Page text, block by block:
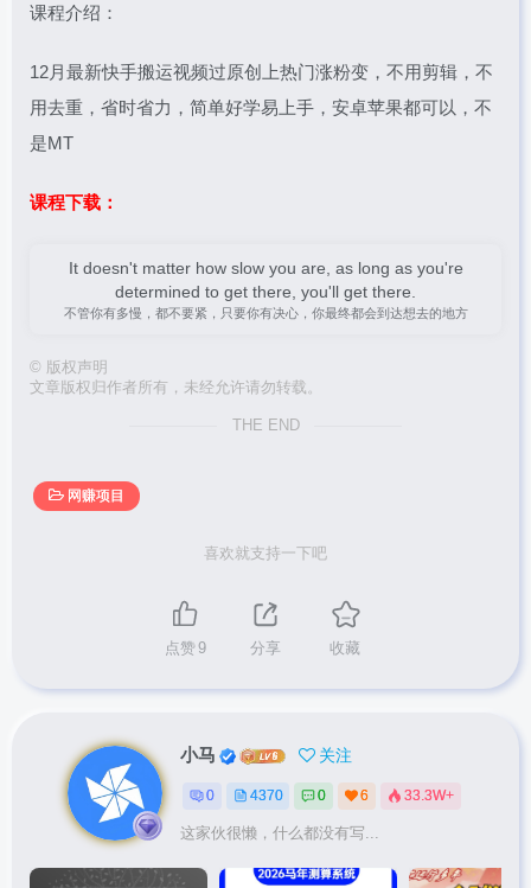
课程介绍：
12月最新快手搬运视频过原创上热门涨粉变，不用剪辑，不
用去重，省时省力，简单好学易上手，安卓苹果都可以，不
是MT
课程下载：
It doesn't matter how slow you are, as long as you're
determined to get there, you'll get there.
不管你有多慢，都不要紧，只要你有决心，你最终都会到达想去的地方
© 版权声明
文章版权归作者所有，未经允许请勿转载。
THE END
网赚项目
喜欢就支持一下吧
点赞9 分享 收藏
小马 关注
0 4370 0 6 33.3W+
这家伙很懒，什么都没有写...